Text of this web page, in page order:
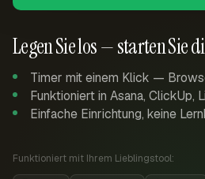
Legen Sie los — starten Sie
Timer mit einem Klick —
Funktioniert in Asana, ClickUp,
Einfache Einrichtung, keine
Funktioniert mit Ihrem Lieblingstool: